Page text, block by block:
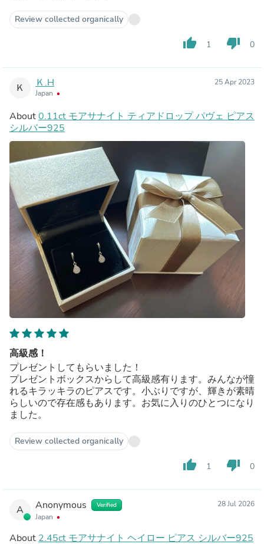
Review collected organically
thumb_up 1 thumb_down 0
Ｋ Ｋ.H
Japan
25 Apr 2023
About0.11ct モアサナイト ティアドロップ パヴェ ピアス
シルバー925
高級感！
プレゼントしてもらいました！
プレゼントボックスからして高級感有ります。みんなが憧
れるキラッキラのピアスです。小ぶりですが、輝きが素晴
らしいので存在感もあります。お気に入りのひとつになり
ました。
Review collected organically
thumb_up 1 thumb_down 0
A Anonymous Verified
Japan
28 Jul 2026
About 2.45ct モアサナイト ヘイロー ピアス シルバー925